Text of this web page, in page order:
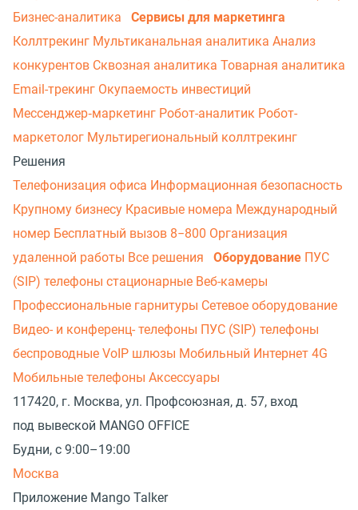
Бизнес-аналитика
Сервисы для маркетинга
Коллтрекинг Мультиканальная аналитика Анализ
конкурентов Сквозная аналитика Товарная аналитика
Email-трекинг Окупаемость инвестиций
Мессенджер‑маркетинг Робот-аналитик Робот-
маркетолог Мультирегиональный коллтрекинг
Решения
Телефонизация офиса Информационная безопасность
Крупному бизнесу Красивые номера Международный
номер Бесплатный вызов 8−800 Организация
удаленной работы Все решения Оборудование ПУС
(SIP) телефоны стационарные Веб-камеры
Профессиональные гарнитуры Сетевое оборудование
Видео- и конференц- телефоны ПУС (SIP) телефоны
беспроводные VoIP шлюзы Мобильный Интернет 4G
Мобильные телефоны Аксессуары
117420, г. Москва, ул. Профсоюзная, д. 57, вход
под вывеской MANGO OFFICE
Будни, с 9:00–19:00
Москва
Приложение Mango Talker